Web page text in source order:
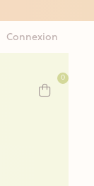
Connexion
0